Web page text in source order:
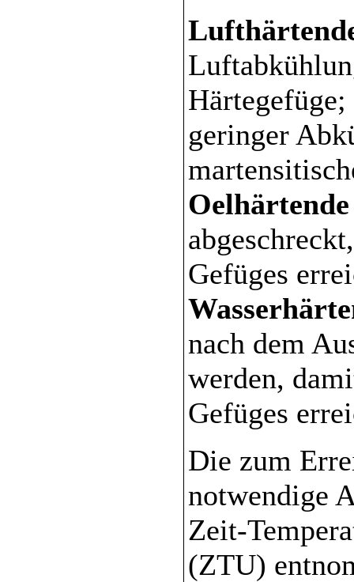
Härtegefüge;
geringer
Gefüges
nach dem
werden,
Gefüges
Die zum
notwendige
Zeit-
(ZTU)